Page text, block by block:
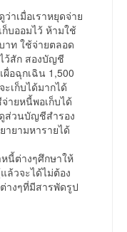
าเมื่อเราหยุดจ่าย
ก็บออมไว้ ห้ามใช้
าท ใช้จ่ายตลอด
ว้สัก สองบัญชี
อฉุกเฉิน 1,500
เก็บได้มากได้
ายหนี้พอเก็บได้
ส่วนบัญชีสำรอง
ายามหารายได้
นี้ต่างๆศึกษาให้
ล้วจะได้ไม่ต้อง
างๆที่มีสารพัดรูป